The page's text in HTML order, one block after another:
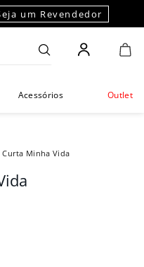
um Revendedor
Acessórios Outlet
Curta Minha Vida